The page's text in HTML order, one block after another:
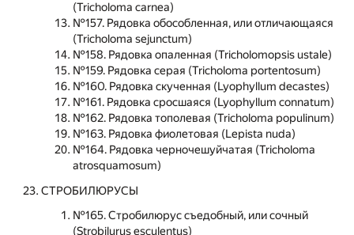
(Tricholoma carnea)
№157. Рядовка обособленная, или отличающаяся
(Tricholoma sejunctum)
№158. Рядовка опаленная (Tricholomopsis ustale)
№159. Рядовка серая (Tricholoma portentosum)
№160. Рядовка скученная (Lyophyllum decastes)
№161. Рядовка сросшаяся (Lyophyllum connatum)
№162. Рядовка тополевая (Tricholoma populinum)
№163. Рядовка фиолетовая (Lepista nuda)
№164. Рядовка черночешуйчатая (Tricholoma
atrosquamosum)
СТРОБИЛЮРУСЫ
№165. Стробилюрус съедобный, или сочный
(Strobilurus esculentus)